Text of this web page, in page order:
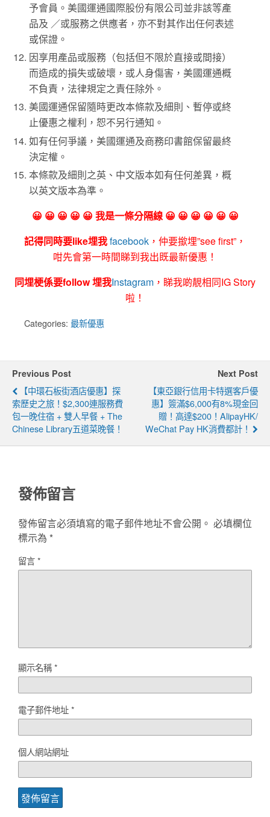
予會員。美國運通國際股份有限公司並非該等產
品及 ／或服務之供應者，亦不對其作出任何表述
或保證。
因享用產品或服務（包括但不限於直接或間接）
而造成的損失或破壞，或人身傷害，美國運通概
不負責，法律規定之責任除外。
美國運通保留隨時更改本條款及細則、暫停或終
止優惠之權利，恕不另行通知。
如有任何爭議，美國運通及商務印書館保留最終
決定權。
本條款及細則之英、中文版本如有任何差異，概
以英文版本為準。
😀 😀 😀 😀 😀 我是一條分隔線 😀 😀 😀 😀 😀 😀
記得同時要like埋我facebook ，仲要撳埋”see first”，
咁先會第一時間睇到我出既最新優惠！
同埋梗係要follow 埋我Instagram ，睇我啲靚相同IG Story
啦！
Categories: 最新優惠
Previous Post
【中環石板街酒店優惠】探
索歷史之旅！$2,300連服務費
包一晚住宿 + 雙人早餐 + The
Chinese Library五道菜晚餐！
Next Post
【東亞銀行信用卡特選客戶優
惠】簽滿$6,000有8%現金回
贈！高達$200！AlipayHK/
WeChat Pay HK消費都計！
發佈留言
發佈留言必須填寫的電子郵件地址不會公開。 必填欄位
標示為 *
留言*
顯示名稱*
電子郵件地址*
個人網站網址